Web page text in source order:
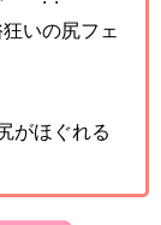
いの尻フェ
がほぐれる